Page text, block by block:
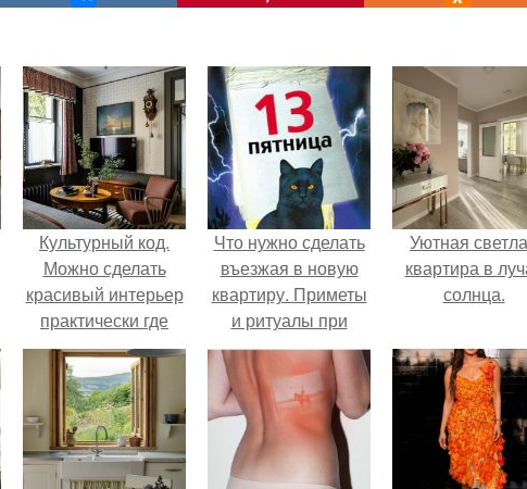
Культурный код.
Можно сделать
красивый интерьер
практически где
угодно.
Что нужно сделать
въезжая в новую
квартиру. Приметы
и ритуалы при
новоселье
Уютная
квартира в
солнца.